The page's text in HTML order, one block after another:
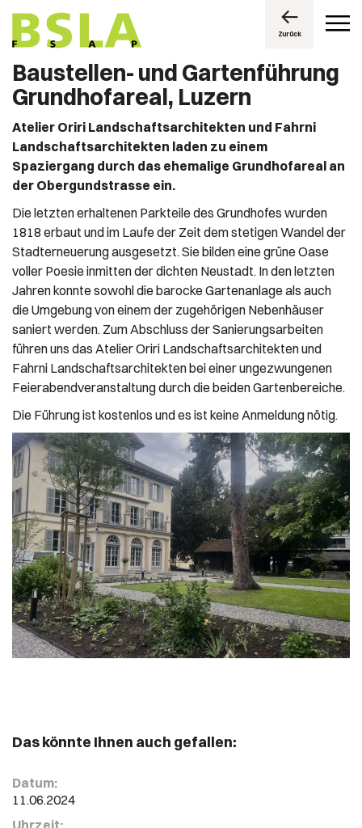
Zurück
Baustellen- und Gartenführung
Grundhofareal, Luzern
Atelier Oriri Landschaftsarchitekten und Fahrni
Landschaftsarchitekten laden zu einem
Spaziergang durch das ehemalige Grundhofareal an
der Obergundstrasse ein.
Die letzten erhaltenen Parkteile des Grundhofes wurden
1818 erbaut und im Laufe der Zeit dem stetigen Wandel der
Stadterneuerung ausgesetzt. Sie bilden eine grüne Oase
voller Poesie inmitten der dichten Neustadt. In den letzten
Jahren konnte sowohl die barocke Gartenanlage als auch
die Umgebung von einem der zugehörigen Nebenhäuser
saniert werden. Zum Abschluss der Sanierungsarbeiten
führen uns das Atelier Oriri Landschaftsarchitekten und
Fahrni Landschaftsarchitekten bei einer ungezwungenen
Feierabendveranstaltung durch die beiden Gartenbereiche.
Die Führung ist kostenlos und es ist keine Anmeldung nötig.
Das könnte Ihnen auch gefallen:
Datum:
11.06.2024
Uhrzeit: